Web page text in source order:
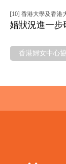
[10] 香港大學及香港
婚狀況進一步
香港婦女中心